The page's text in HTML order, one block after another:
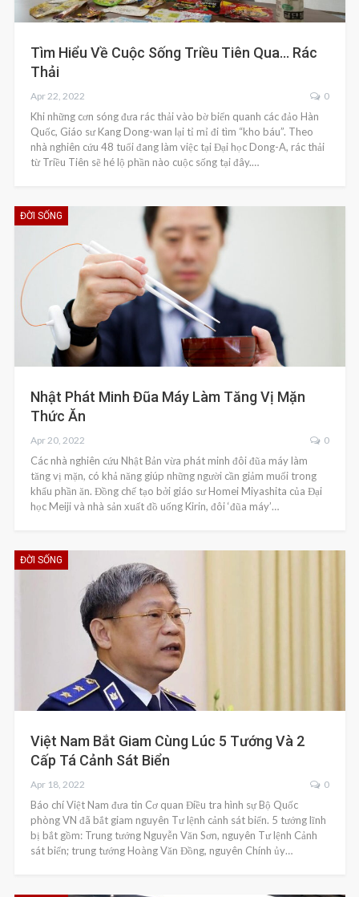
Tìm Hiểu Về Cuộc Sống Triều Tiên Qua… Rác
Thải
Apr 22, 2022 0
Khi những cơn sóng đưa rác thải vào bờ biển quanh các đảo Hàn
Quốc, Giáo sư Kang Dong-wan lại tỉ mỉ đi tìm “kho báu”. Theo
nhà nghiên cứu 48 tuổi đang làm việc tại Đại học Dong-A, rác thải
từ Triều Tiên sẽ hé lộ phần nào cuộc sống tại đây.…
ĐỜI SỐNG
Nhật Phát Minh Đũa Máy Làm Tăng Vị Mặn
Thức Ăn
Apr 20, 2022 0
Các nhà nghiên cứu Nhật Bản vừa phát minh đôi đũa máy làm
tăng vị mặn, có khả năng giúp những người cần giảm muối trong
khẩu phần ăn. Đồng chế tạo bởi giáo sư Homei Miyashita của Đại
học Meiji và nhà sản xuất đồ uống Kirin, đôi ‘đũa máy’…
ĐỜI SỐNG
Việt Nam Bắt Giam Cùng Lúc 5 Tướng Và 2
Cấp Tá Cảnh Sát Biển
Apr 18, 2022 0
Báo chí Việt Nam đưa tin Cơ quan Điều tra hình sự Bộ Quốc
phòng VN đã bắt giam nguyên Tư lệnh cảnh sát biển. 5 tướng lĩnh
bị bắt gồm: Trung tướng Nguyễn Văn Sơn, nguyên Tư lệnh Cảnh
sát biển; trung tướng Hoàng Văn Đồng, nguyên Chính ủy…